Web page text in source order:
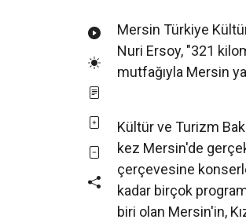
Mersin Türkiye
Nuri Ersoy, "321
mutfağıyla Mersin
Kültür ve Turizm
kez Mersin'de
çerçevesine
kadar birçok
biri olan Mersin'in,